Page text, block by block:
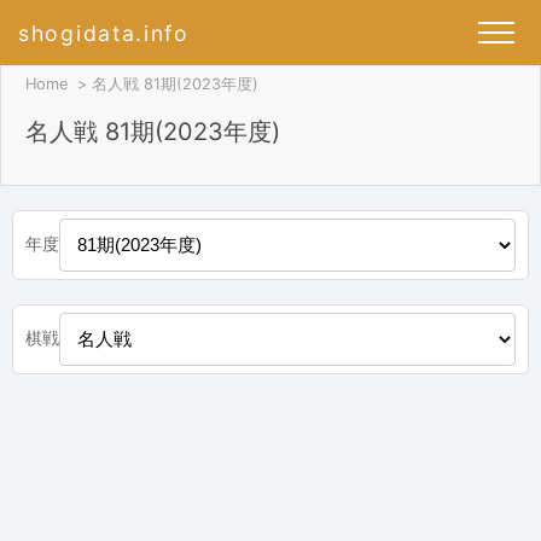
shogidata.info
Home 名人戦 81期(2023年度)
名人戦 81期(2023年度)
年度
棋戦